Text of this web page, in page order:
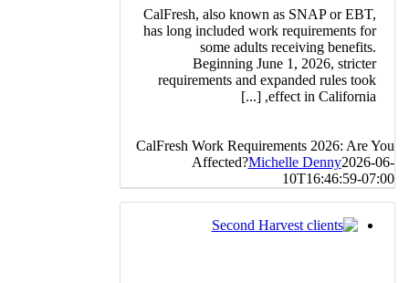
CalFresh, also known as SNAP or EBT,
has long included work requirements for
some adults receiving benefits.
Beginning June 1, 2026, stricter
requirements and expanded rules took
effect in California, [...]
CalFresh Work Requirements 2026: Are You
Affected?Michelle Denny2026-06-
10T16:46:59-07:00